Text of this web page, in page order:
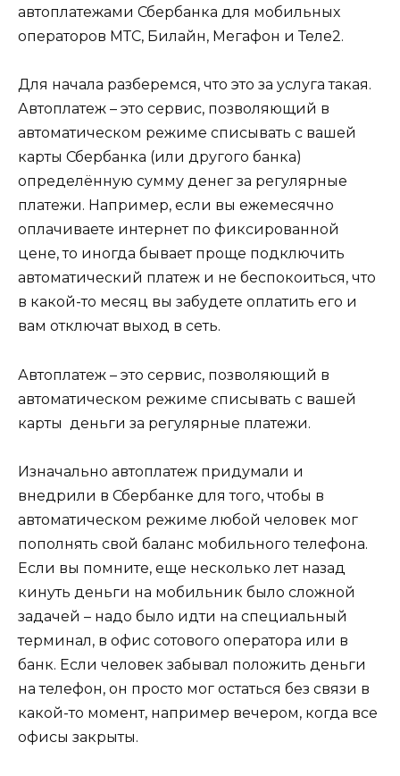
автоплатежами Сбербанка для мобильных
операторов МТС, Билайн, Мегафон и Теле2.
Для начала разберемся, что это за услуга такая.
Автоплатеж – это сервис, позволяющий в
автоматическом режиме списывать с вашей
карты Сбербанка (или другого банка)
определённую сумму денег за регулярные
платежи. Например, если вы ежемесячно
оплачиваете интернет по фиксированной
цене, то иногда бывает проще подключить
автоматический платеж и не беспокоиться, что
в какой-то месяц вы забудете оплатить его и
вам отключат выход в сеть.
Автоплатеж – это сервис, позволяющий в
автоматическом режиме списывать с вашей
карты деньги за регулярные платежи.
Изначально автоплатеж придумали и
внедрили в Сбербанке для того, чтобы в
автоматическом режиме любой человек мог
пополнять свой баланс мобильного телефона.
Если вы помните, еще несколько лет назад
кинуть деньги на мобильник было сложной
задачей – надо было идти на специальный
терминал, в офис сотового оператора или в
банк. Если человек забывал положить деньги
на телефон, он просто мог остаться без связи в
какой-то момент, например вечером, когда все
офисы закрыты.